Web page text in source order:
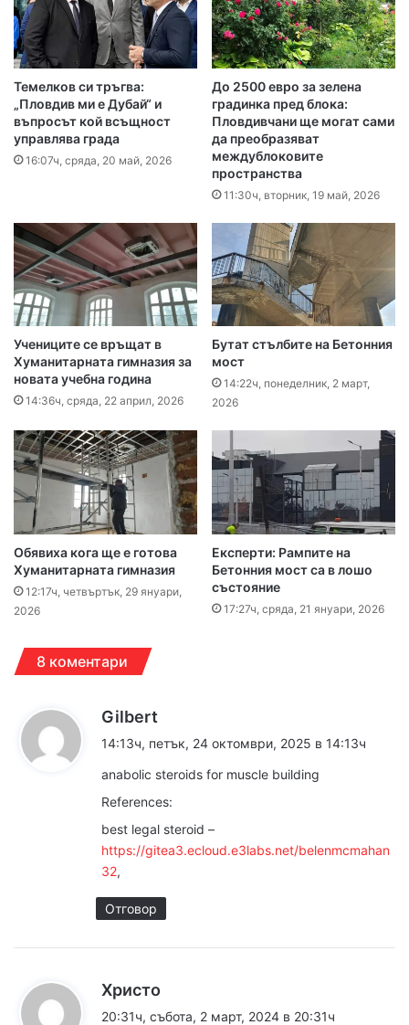
Темелков си тръгва:
„Пловдив ми е Дубай“ и
въпросът кой всъщност
управлява града
16:07ч, сряда, 20 май, 2026
До 2500 евро за зелена
градинка пред блока:
Пловдивчани ще могат сами
да преобразяват
междублоковите
пространства
11:30ч, вторник, 19 май, 2026
Учениците се връщат в
Хуманитарната гимназия за
новата учебна година
14:36ч, сряда, 22 април, 2026
Бутат стълбите на Бетонния
мост
14:22ч, понеделник, 2 март,
2026
Обявиха кога ще е готова
Хуманитарната гимназия
12:17ч, четвъртък, 29 януари,
2026
Експерти: Рампите на
Бетонния мост са в лошо
състояние
17:27ч, сряда, 21 януари, 2026
8 коментари
Gilbert
а
:
14:13ч, петък, 24 октомври, 2025 в 14:13ч
anabolic steroids for muscle building
References:
best legal steroid –
https://gitea3.ecloud.e3labs.net/belenmcmahan
32,
Отговор
Христо
а
20:31ч, събота, 2 март, 2024 в 20:31ч